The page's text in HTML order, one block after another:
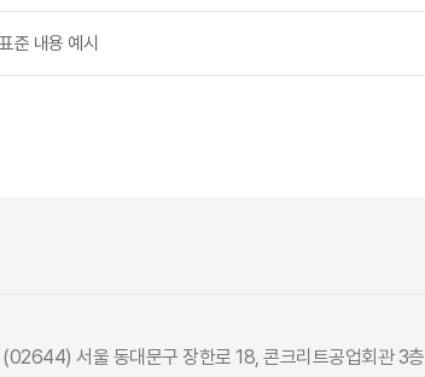
준 내용 예시
(02644) 서울 동대문구 장한로 18, 콘크리트공업회관 3층